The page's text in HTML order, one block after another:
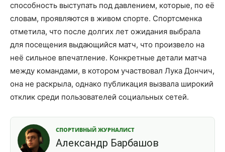
способность выступать под давлением, которые, по её
словам, проявляются в живом спорте. Спортсменка
отметила, что после долгих лет ожидания выбрала
для посещения выдающийся матч, что произвело на
неё сильное впечатление. Конкретные детали матча
между командами, в котором участвовал Лука Дончич,
она не раскрыла, однако публикация вызвала широкий
отклик среди пользователей социальных сетей.
СПОРТИВНЫЙ ЖУРНАЛИСТ
Александр Барбашов